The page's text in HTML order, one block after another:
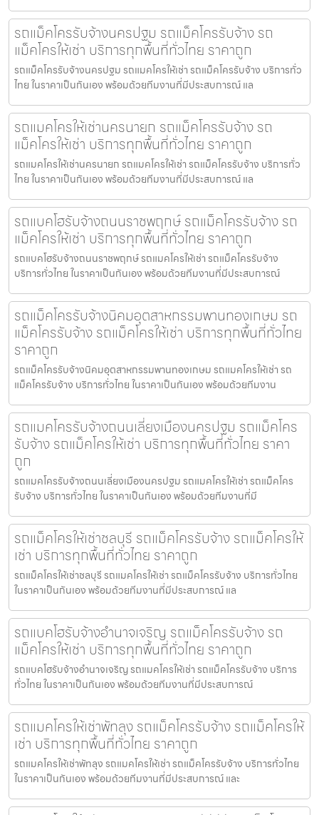
รถแม็คโครรับจ้างนครปฐม รถแม็คโครรับจ้าง รถ
แม็คโครให้เช่า บริการทุกพื้นที่ทั่วไทย ราคาถูก
รถแม็คโครรับจ้างนครปฐม รถแมคโครให้เช่า รถแม็คโครรับจ้าง บริการทั่ว
ไทย ในราคาเป็นกันเอง พร้อมด้วยทีมงานที่มีประสบการณ์ แล
รถแมคโครให้เช่านครนายก รถแม็คโครรับจ้าง รถ
แม็คโครให้เช่า บริการทุกพื้นที่ทั่วไทย ราคาถูก
รถแมคโครให้เช่านครนายก รถแมคโครให้เช่า รถแม็คโครรับจ้าง บริการทั่ว
ไทย ในราคาเป็นกันเอง พร้อมด้วยทีมงานที่มีประสบการณ์ แล
รถแบคโฮรับจ้างถนนราชพฤกษ์ รถแม็คโครรับจ้าง รถ
แม็คโครให้เช่า บริการทุกพื้นที่ทั่วไทย ราคาถูก
รถแบคโฮรับจ้างถนนราชพฤกษ์ รถแมคโครให้เช่า รถแม็คโครรับจ้าง
บริการทั่วไทย ในราคาเป็นกันเอง พร้อมด้วยทีมงานที่มีประสบการณ์
รถแม็คโครรับจ้างนิคมอุตสาหกรรมพานทองเกษม รถ
แม็คโครรับจ้าง รถแม็คโครให้เช่า บริการทุกพื้นที่ทั่วไทย
ราคาถูก
รถแม็คโครรับจ้างนิคมอุตสาหกรรมพานทองเกษม รถแมคโครให้เช่า รถ
แม็คโครรับจ้าง บริการทั่วไทย ในราคาเป็นกันเอง พร้อมด้วยทีมงาน
รถแมคโครรับจ้างถนนเลี่ยงเมืองนครปฐม รถแม็คโคร
รับจ้าง รถแม็คโครให้เช่า บริการทุกพื้นที่ทั่วไทย ราคา
ถูก
รถแมคโครรับจ้างถนนเลี่ยงเมืองนครปฐม รถแมคโครให้เช่า รถแม็คโคร
รับจ้าง บริการทั่วไทย ในราคาเป็นกันเอง พร้อมด้วยทีมงานที่มี
รถแม็คโครให้เช่าชลบุรี รถแม็คโครรับจ้าง รถแม็คโครให้
เช่า บริการทุกพื้นที่ทั่วไทย ราคาถูก
รถแม็คโครให้เช่าชลบุรี รถแมคโครให้เช่า รถแม็คโครรับจ้าง บริการทั่วไทย
ในราคาเป็นกันเอง พร้อมด้วยทีมงานที่มีประสบการณ์ แล
รถแบคโฮรับจ้างอำนาจเจริญ รถแม็คโครรับจ้าง รถ
แม็คโครให้เช่า บริการทุกพื้นที่ทั่วไทย ราคาถูก
รถแบคโฮรับจ้างอำนาจเจริญ รถแมคโครให้เช่า รถแม็คโครรับจ้าง บริการ
ทั่วไทย ในราคาเป็นกันเอง พร้อมด้วยทีมงานที่มีประสบการณ์
รถแมคโครให้เช่าพัทลุง รถแม็คโครรับจ้าง รถแม็คโครให้
เช่า บริการทุกพื้นที่ทั่วไทย ราคาถูก
รถแมคโครให้เช่าพัทลุง รถแมคโครให้เช่า รถแม็คโครรับจ้าง บริการทั่วไทย
ในราคาเป็นกันเอง พร้อมด้วยทีมงานที่มีประสบการณ์ และ